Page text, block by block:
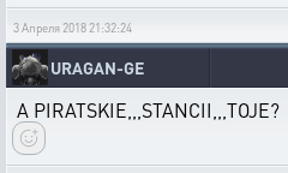
3 Апреля 2018 21:32:24
URAGAN-GE
A PIRATSKIE,,,STANCII,,,TOJE?